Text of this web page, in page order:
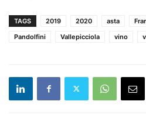
TAGS 2019 2020 asta
Pandolfini
Vallepicciola vino